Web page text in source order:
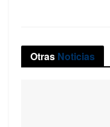
Otras Noticias